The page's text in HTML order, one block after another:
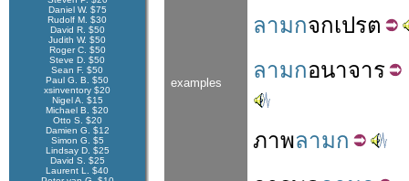
Daniel W. $75
Rudolf M. $30
David R. $50
Judith W. $50
Roger C. $50
Steve D. $50
Sean F. $50
Paul G. B. $50
xsinventory $20
Nigel A. $15
Michael B. $20
Otto S. $20
Damien G. $12
Simon G. $5
Lindsay D. $25
David S. $25
Laurent L. $40
examples
ลามกจกเปรต
ลามกอนาจาร
ภาพลามก